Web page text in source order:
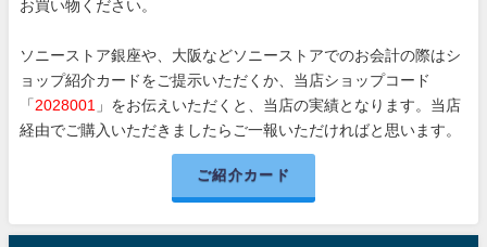
お買い物ください。
ソニーストア銀座や、大阪などソニーストアでのお会計の際はシ
ョップ紹介カードをご提示いただくか、当店ショップコード
「 2028001 」をお伝えいただくと、当店の実績となります。当店
経由でご購入いただきましたらご一報いただければと思います。
ご紹介カード